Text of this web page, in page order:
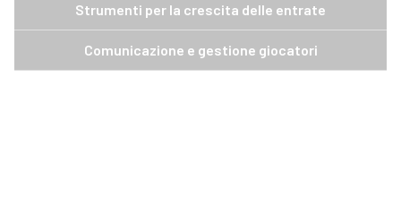
Strumenti per la crescita delle entrate
Comunicazione e gestione giocatori